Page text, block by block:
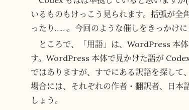
いるものもけっこう見られます。括弧が
ったり……。今回のような催しをきっかけ
ところで、「用語」は、WordPress 本
す。WordPress 本体で見かけた語が
ではありますが、すでにある訳語を探して
場合には、それぞれの作者・翻訳者、日本
しょう。